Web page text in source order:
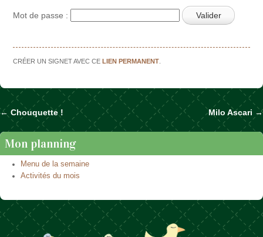
Mot de passe :
CRÉER UN SIGNET AVEC CELIEN PERMANENT
Naviguer dans les articles
← Chouquette ! Milo Ascari →
Mon planning
Menu de la semaine
Activités du mois